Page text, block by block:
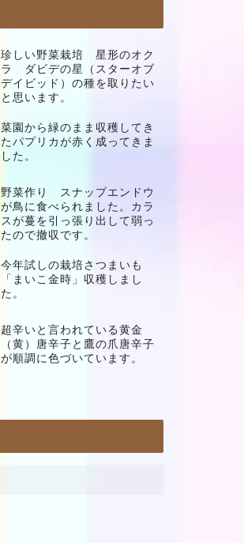
珍しい野菜栽培 星形のオク
ラ ダビデの星（スターオブ
デイビッド）の種を取りたい
と思います。
菜園から緑のまま収穫してき
たパプリカが赤く成ってきま
した。
野菜作り スナップエンドウ
が鳥に食べられました。カラ
スが蔓を引っ張り出して弱っ
たので撤収です。
今年試しの栽培さつまいも
「まいこ金時」収穫しまし
た。
超辛いと言われている黄金
（黄）唐辛子と鷹の爪唐辛子
が順調に色づいています。